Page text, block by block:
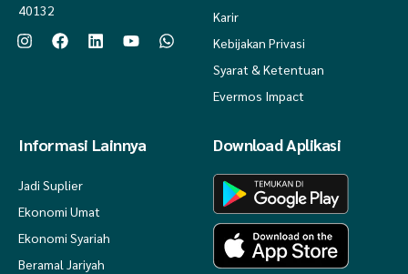
40132
Karir
Kebijakan Privasi
Syarat & Ketentuan
Evermos Impact
Informasi Lainnya
Jadi Suplier
Ekonomi Umat
Ekonomi Syariah
Beramal Jariyah
Download Aplikasi